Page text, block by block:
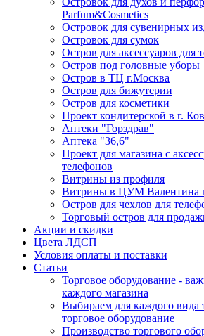
Parfum&Cosmetics
Островок для сувенирных
Островок для сумок
Остров для аксессуаров для
Остров под головные уборы
Остров в ТЦ г.Москва
Остров для бижутерии
Остров для косметики
Проект кондитерской в г.
Аптеки "Горздрав"
Аптека "36,6"
Проект для магазина с
телефонов
Витрины из профиля
Витрины в ЦУМ Валентина
Остров для чехлов для
Торговый остров для
Акции и скидки
Цвета ЛДСП
Условия оплаты и поставки
Статьи
Торговое оборудование -
каждого магазина
Выбираем для каждого вида
торговое оборудование
Производство торгового